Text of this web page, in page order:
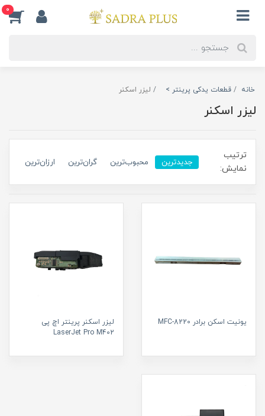
0
خانه قطعات یدکی پرینتر > لیزر اسکنر
لیزر اسکنر
ترتیب
نمایش:
جدیدترین محبوب‌ترین گران‌ترین ارزان‌ترین
یونیت اسکن برادر MFC-8220
لیزر اسکنر پرینتر اچ پی
LaserJet Pro M402